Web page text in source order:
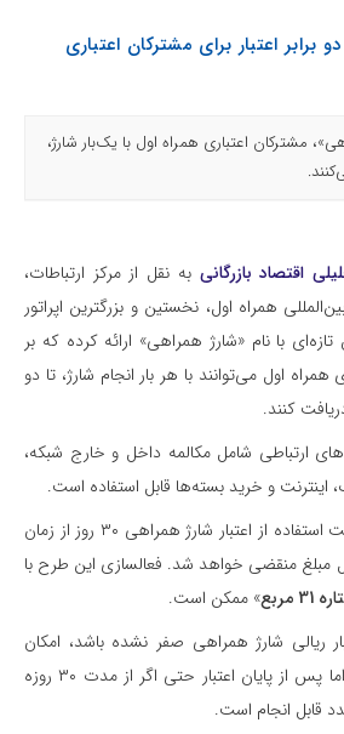
اعتبار برای مشترکان اعتباری
مشترکان اعتباری همراه اول با یک‌بار شارژ،
اقتصاد بازرگانی به نقل از مرکز ارتباطات،
همراه اول، نخستین و بزرگترین اپراتور
با نام «شارژ همراهی» ارائه کرده که بر
اول می‌توانند با هر بار انجام شارژ، تا دو
کنند.
ارتباطی شامل مکالمه داخل و خارج شبکه،
اینترنت و خرید بسته‌ها قابل استفاده است.
طبق قوانین این طرح، مهلت استفاده از اعتبار شارژ همراهی ۳۰ روز از زمان
منقضی خواهد شد. فعالسازی این طرح با
» ممکن است.
ریالی شارژ همراهی صفر نشده باشد، امکان
خرید مجدد آن را ندارند؛ اما پس از پایان اعتبار حتی اگر از مدت ۳۰ روزه
قابل انجام است.